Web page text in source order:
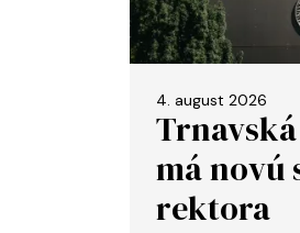
4. august 2026
má novú
rektora